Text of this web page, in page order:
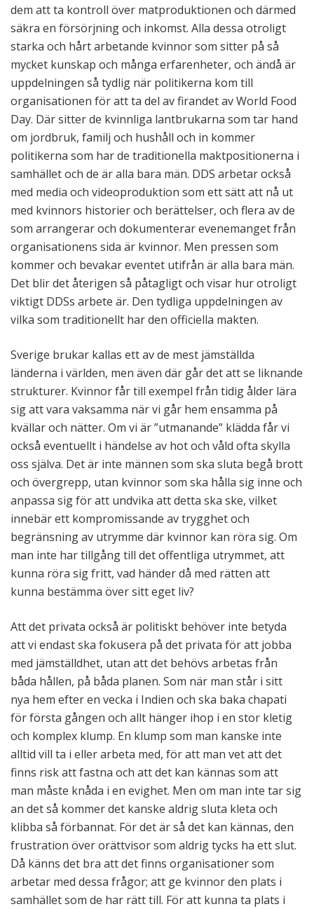
dem att ta kontroll över matproduktionen och därmed
säkra en försörjning och inkomst. Alla dessa otroligt
starka och hårt arbetande kvinnor som sitter på så
mycket kunskap och många erfarenheter, och ändå är
uppdelningen så tydlig när politikerna kom till
organisationen för att ta del av firandet av World Food
Day. Där sitter de kvinnliga lantbrukarna som tar hand
om jordbruk, familj och hushåll och in kommer
politikerna som har de traditionella maktpositionerna i
samhället och de är alla bara män. DDS arbetar också
med media och videoproduktion som ett sätt att nå ut
med kvinnors historier och berättelser, och flera av de
som arrangerar och dokumenterar evenemanget från
organisationens sida är kvinnor. Men pressen som
kommer och bevakar eventet utifrån är alla bara män.
Det blir det återigen så påtagligt och visar hur otroligt
viktigt DDSs arbete är. Den tydliga uppdelningen av
vilka som traditionellt har den officiella makten.
Sverige brukar kallas ett av de mest jämställda
länderna i världen, men även där går det att se liknande
strukturer. Kvinnor får till exempel från tidig ålder lära
sig att vara vaksamma när vi går hem ensamma på
kvällar och nätter. Om vi är ”utmanande” klädda får vi
också eventuellt i händelse av hot och våld ofta skylla
oss själva. Det är inte männen som ska sluta begå brott
och övergrepp, utan kvinnor som ska hålla sig inne och
anpassa sig för att undvika att detta ska ske, vilket
innebär ett kompromissande av trygghet och
begränsning av utrymme där kvinnor kan röra sig. Om
man inte har tillgång till det offentliga utrymmet, att
kunna röra sig fritt, vad händer då med rätten att
kunna bestämma över sitt eget liv?
Att det privata också är politiskt behöver inte betyda
att vi endast ska fokusera på det privata för att jobba
med jämställdhet, utan att det behövs arbetas från
båda hållen, på båda planen. Som när man står i sitt
nya hem efter en vecka i Indien och ska baka chapati
för första gången och allt hänger ihop i en stor kletig
och komplex klump. En klump som man kanske inte
alltid vill ta i eller arbeta med, för att man vet att det
finns risk att fastna och att det kan kännas som att
man måste knåda i en evighet. Men om man inte tar sig
an det så kommer det kanske aldrig sluta kleta och
klibba så förbannat. För det är så det kan kännas, den
frustration över orättvisor som aldrig tycks ha ett slut.
Då känns det bra att det finns organisationer som
arbetar med dessa frågor; att ge kvinnor den plats i
samhället som de har rätt till. För att kunna ta plats i